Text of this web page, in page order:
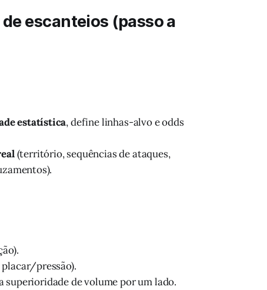
escanteios (passo a
estatística, define linhas-alvo e odds
(território, sequências de ataques,
pressão).
superioridade de volume por um lado.